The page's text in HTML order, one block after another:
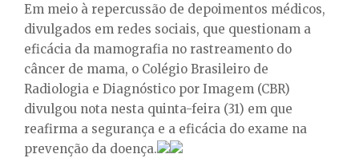
E
N
U
Em meio à repercussão de depoimentos médicos,
divulgados em redes sociais, que questionam a
eficácia da mamografia no rastreamento do
câncer de mama, o Colégio Brasileiro de
Radiologia e Diagnóstico por Imagem (CBR)
divulgou nota nesta quinta-feira (31) em que
reafirma a segurança e a eficácia do exame na
prevenção da doença.